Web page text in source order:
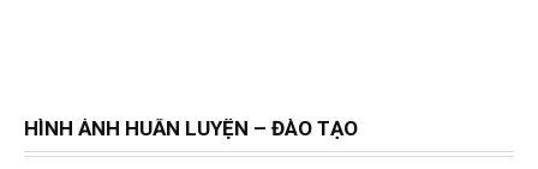
HÌNH ẢNH HUẤN LUYỆN – ĐÀO TẠO